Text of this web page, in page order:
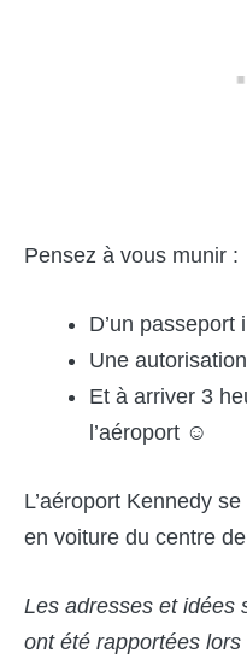
Pensez à vous munir :
D’un passeport
Une
Et à arriver 3
l’aéroport ☺
L’aéroport Kennedy
en voiture du centre
Les adresses et idées
ont été rapportées